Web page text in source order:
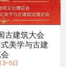
古建筑大会
美学与古建
3–5日